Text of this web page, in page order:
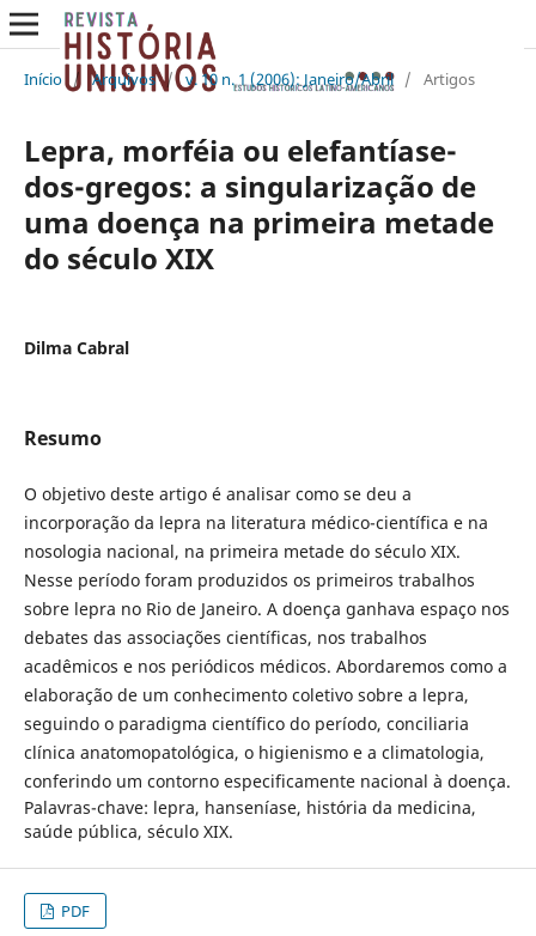
Início / Arquivos / v. 10 n. 1 (2006): Janeiro/Abril / Artigos
Lepra, morféia ou elefantíase-
dos-gregos: a singularização de
uma doença na primeira metade
do século XIX
Dilma Cabral
Resumo
O objetivo deste artigo é analisar como se deu a
incorporação da lepra na literatura médico-científica e na
nosologia nacional, na primeira metade do século XIX.
Nesse período foram produzidos os primeiros trabalhos
sobre lepra no Rio de Janeiro. A doença ganhava espaço nos
debates das associações científicas, nos trabalhos
acadêmicos e nos periódicos médicos. Abordaremos como a
elaboração de um conhecimento coletivo sobre a lepra,
seguindo o paradigma científico do período, conciliaria
clínica anatomopatológica, o higienismo e a climatologia,
conferindo um contorno especificamente nacional à doença.
Palavras-chave: lepra, hanseníase, história da medicina,
saúde pública, século XIX.
PDF